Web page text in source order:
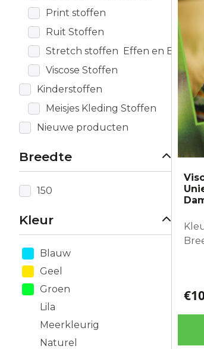
Print stoffen
Ruit Stoffen
Stretch stoffen Effen en Bewerkt
Viscose Stoffen
Kinderstoffen
Meisjes Kleding Stoffen
Nieuwe producten
Breedte
150
Kleur
Blauw
Geel
Groen
Lila
Meerkleurig
Naturel
€